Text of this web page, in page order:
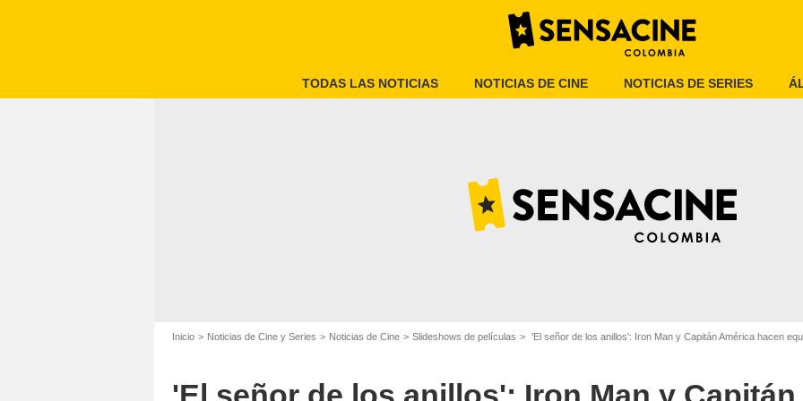
TODAS LAS NOTICIAS NOTICIAS DE CINE NOTICIAS DE SERIES
Inicio Noticias de Cine y Series Noticias de Cine Slideshows de películas 'El señor de los anillos': Iron Man y Capitán América hacen